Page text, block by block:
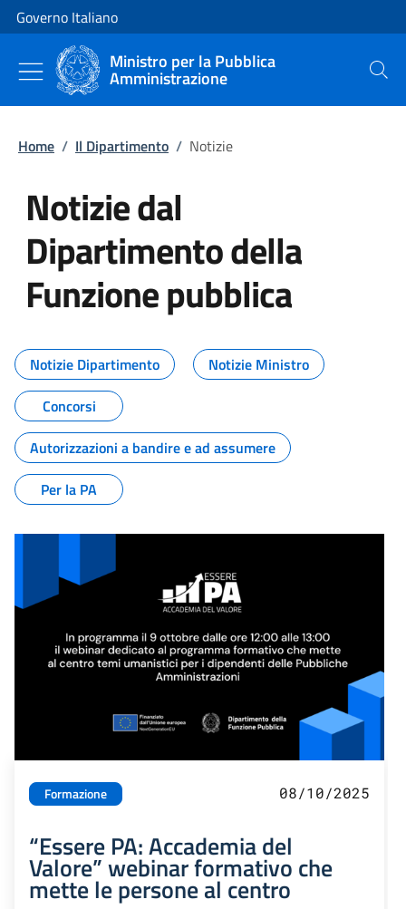
Vai al contenuto
Vai alla navigazione del sito
Governo Italiano
Ministro per la Pubblica
Amministrazione Cerca
Home / Il Dipartimento / Notizie
Notizie dal
Dipartimento della
Funzione pubblica
Tutti i contenuti della pagina
Notizie Dipartimento
Notizie Ministro
Concorsi
Autorizzazioni a bandire e ad assumere
Per la PA
Formazione 08/10/2025
“Essere PA: Accademia del
Valore” webinar formativo che
mette le persone al centro